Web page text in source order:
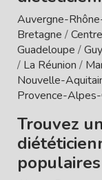
Auvergne-
Bretagne /
Guadeloupe /
/ La Réunion /
Nouvelle-
Provence-
Trouvez
populaires